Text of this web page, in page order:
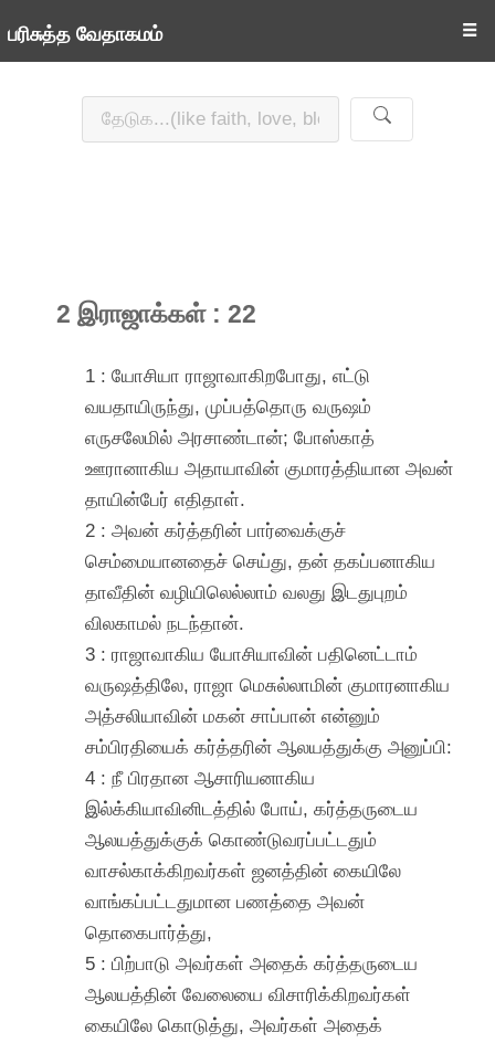
பரிசுத்த வேதாகமம் ☰
2 இராஜாக்கள் : 22
1 : யோசியா ராஜாவாகிறபோது, எட்டு
வயதாயிருந்து, முப்பத்தொரு வருஷம்
எருசலேமில் அரசாண்டான்; போஸ்காத்
ஊரானாகிய அதாயாவின் குமாரத்தியான அவன்
தாயின்பேர் எதிதாள்.
2 : அவன் கர்த்தரின் பார்வைக்குச்
செம்மையானதைச் செய்து, தன் தகப்பனாகிய
தாவீதின் வழியிலெல்லாம் வலது இடதுபுறம்
விலகாமல் நடந்தான்.
3 : ராஜாவாகிய யோசியாவின் பதினெட்டாம்
வருஷத்திலே, ராஜா மெசுல்லாமின் குமாரனாகிய
அத்சலியாவின் மகன் சாப்பான் என்னும்
சம்பிரதியைக் கர்த்தரின் ஆலயத்துக்கு அனுப்பி:
4 : நீ பிரதான ஆசாரியனாகிய
இல்க்கியாவினிடத்தில் போய், கர்த்தருடைய
ஆலயத்துக்குக் கொண்டுவரப்பட்டதும்
வாசல்காக்கிறவர்கள் ஜனத்தின் கையிலே
வாங்கப்பட்டதுமான பணத்தை அவன்
தொகைபார்த்து,
5 : பிற்பாடு அவர்கள் அதைக் கர்த்தருடைய
ஆலயத்தின் வேலையை விசாரிக்கிறவர்கள்
கையிலே கொடுத்து, அவர்கள் அதைக்